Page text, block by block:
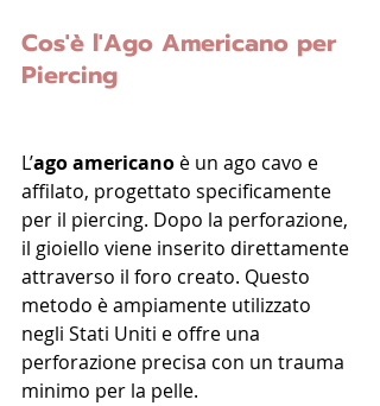
Cos'è l'Ago Americano per
Piercing
L’ago americano è un ago cavo e
affilato, progettato specificamente
per il piercing. Dopo la perforazione,
il gioiello viene inserito direttamente
attraverso il foro creato. Questo
metodo è ampiamente utilizzato
negli Stati Uniti e offre una
perforazione precisa con un trauma
minimo per la pelle.